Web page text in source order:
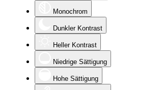
Monochrom
Dunkler Kontrast
Heller Kontrast
Niedrige Sättigung
Hohe Sättigung